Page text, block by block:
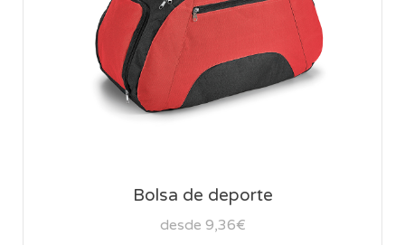
Bolsa de deporte
desde 9,36€